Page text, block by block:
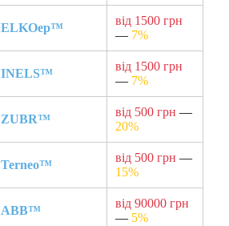
ELKOep™
від 1500 грн
— 7%
INELS™
від 1500 грн
— 7%
ZUBR™
від 500 грн —
20%
Terneo™
від 500 грн —
15%
ABB™
від 90000 грн
— 5%